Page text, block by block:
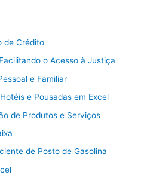
de Crédito
o Acesso à Justiça
e Familiar
e Pousadas em Excel
de Produtos e Serviços
de Posto de Gasolina